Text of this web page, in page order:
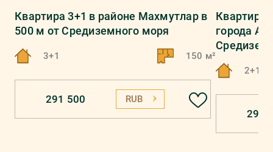
Квартира 3+1 в районе Махмутлар в
500 м от Средиземного моря
3+1 150 м²
291 500 RUB
Квартира
города
2+1
291